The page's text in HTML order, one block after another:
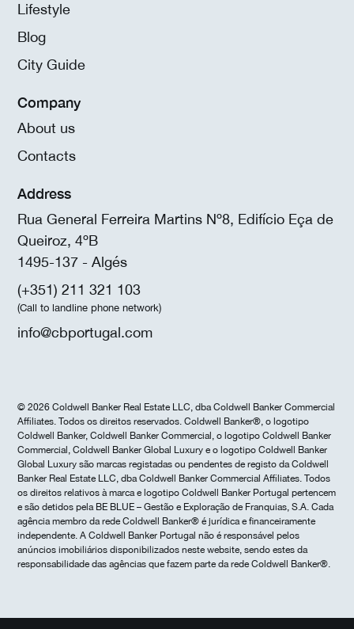
Lifestyle
Blog
City Guide
Company
About us
Contacts
Address
Rua General Ferreira Martins Nº8, Edifício Eça de
Queiroz, 4ºB
1495-137 - Algés
(+351) 211 321 103
(Call to landline phone network)
info@cbportugal.com
© 2026 Coldwell Banker Real Estate LLC, dba Coldwell Banker Commercial
Affiliates. Todos os direitos reservados. Coldwell Banker®, o logotipo
Coldwell Banker, Coldwell Banker Commercial, o logotipo Coldwell Banker
Commercial, Coldwell Banker Global Luxury e o logotipo Coldwell Banker
Global Luxury são marcas registadas ou pendentes de registo da Coldwell
Banker Real Estate LLC, dba Coldwell Banker Commercial Affiliates. Todos
os direitos relativos à marca e logotipo Coldwell Banker Portugal pertencem
e são detidos pela BE BLUE – Gestão e Exploração de Franquias, S.A. Cada
agência membro da rede Coldwell Banker® é jurídica e financeiramente
independente. A Coldwell Banker Portugal não é responsável pelos
anúncios imobiliários disponibilizados neste website, sendo estes da
responsabilidade das agências que fazem parte da rede Coldwell Banker®.